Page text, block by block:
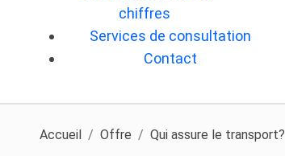
chiffres
Services de consultation
Contact
Accueil Offre Qui assure le transport?